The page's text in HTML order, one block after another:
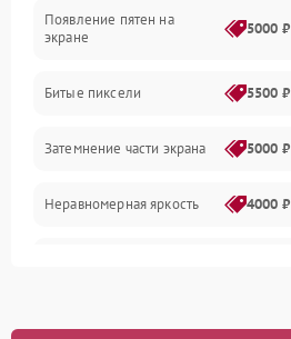
Сигнал и приём каналов
Механические повреждения
Программное обеспечение
Появление пятен на
экране
5000 ₽
Битые пиксели 5500 ₽
Затемнение части экрана 5000 ₽
Неравномерная яркость 4000 ₽